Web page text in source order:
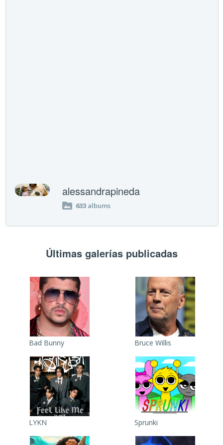
alessandrapineda
633 albums
Últimas galerías publicadas
Bad Bunny Bruce Willis
LYKN Sprunki